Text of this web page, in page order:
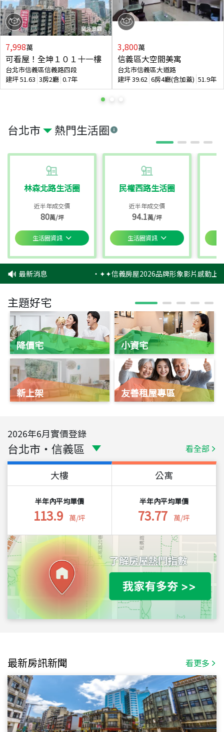
台北市 熱門生活圈
林森北路生活圈
近半年成交價
80萬/坪
生活圈資訊
民權西路生活圈
近半年成交價
94.1萬/坪
生活圈資訊
7,998萬
可看屋！全坤１０１十一樓
台北市信義區信義路四段
建坪51.63 3房2廳 0.7年
3,800萬
信義區大空間美寓
台北市信義區大道路
建坪39.62 6房4廳(含加蓋) 51.9年
最新消息 ‧✦✦信義房屋2026品牌形象影片感動上
主題好宅
降價宅
新上架
小資宅
友善租屋專區
2026年6月實價登錄
台北市 ・ 信義區 看全部
大樓
半年內平均單價
113.9 萬/坪
公寓
半年內平均單價
73.77 萬/坪
最新房訊新聞 看更多